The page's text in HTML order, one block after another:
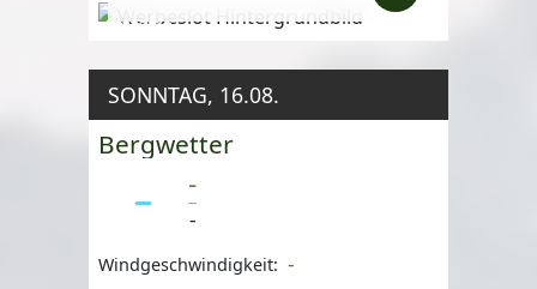
Anzeige
SONNTAG, 16.08.
Bergwetter
-
-
Windgeschwindigkeit: -